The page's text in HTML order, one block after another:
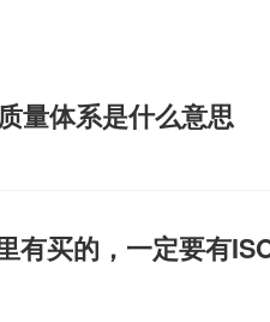
量体系是什么意思
有买的，一定要有